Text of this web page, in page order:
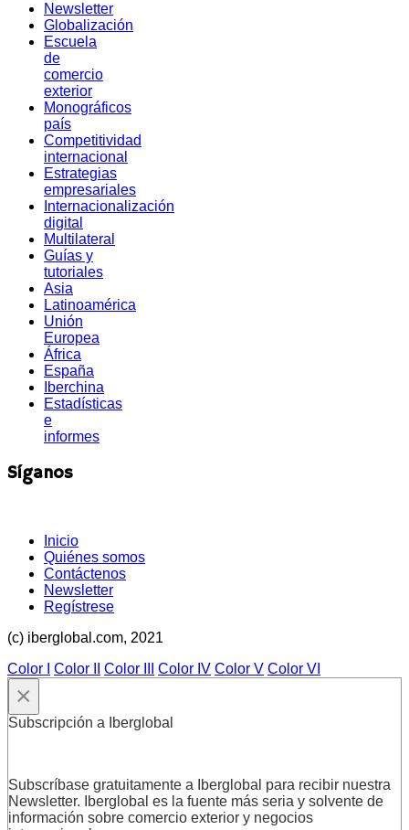
Newsletter
Globalización
Escuela
de
comercio
exterior
Monográficos
país
Competitividad
internacional
Estrategias
empresariales
Internacionalización
digital
Multilateral
Guías y
tutoriales
Asia
Latinoamérica
Unión
Europea
África
España
Iberchina
Estadísticas
e
informes
Síganos
Inicio
Quiénes somos
Contáctenos
Newsletter
Regístrese
(c) iberglobal.com, 2021
Color I
Color II Color III Color IV Color V Color VI
×
Subscripción a Iberglobal
Subscríbase gratuitamente a Iberglobal para recibir nuestra
Newsletter. Iberglobal es la fuente más seria y solvente de
información sobre comercio exterior y negocios